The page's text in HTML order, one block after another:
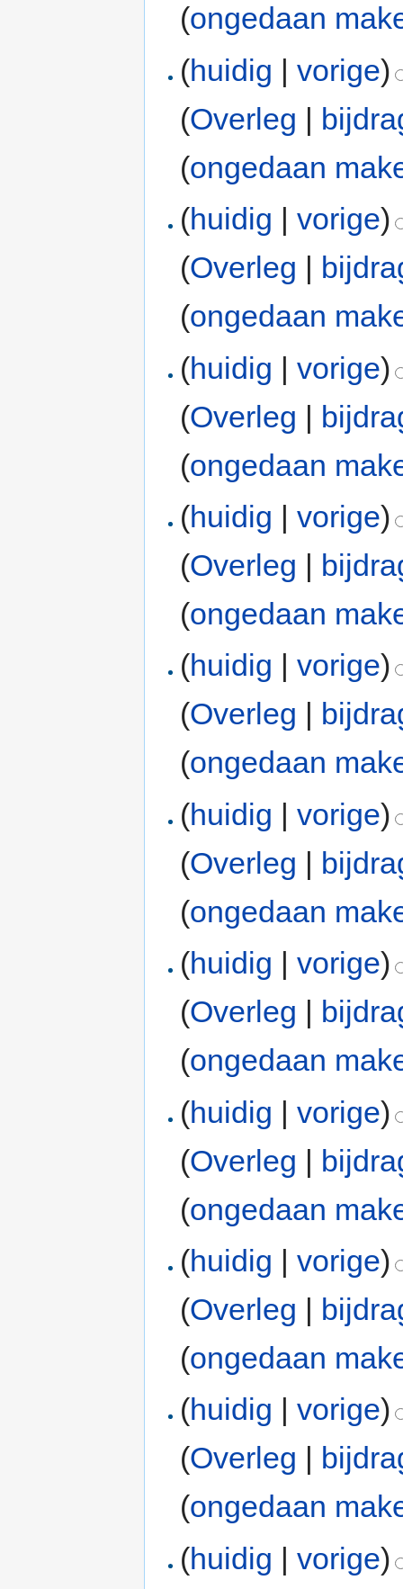
(ongedaan
(huidig |vorige)
(Overleg |
(ongedaan
(huidig |vorige)
(Overleg |
(ongedaan
(huidig |vorige)
(Overleg |
(ongedaan
(huidig |vorige)
(Overleg |
(ongedaan
(huidig |vorige)
(Overleg
(ongedaan
(huidig |vorige)
(Overleg |
(ongedaan
(huidig |vorige)
(Overleg |
(ongedaan
(huidig |vorige)
(Overleg |
(ongedaan
(huidig |vorige)
(Overleg |
(ongedaan
(huidig |vorige)
(Overleg
(ongedaan
(huidig |vorige)